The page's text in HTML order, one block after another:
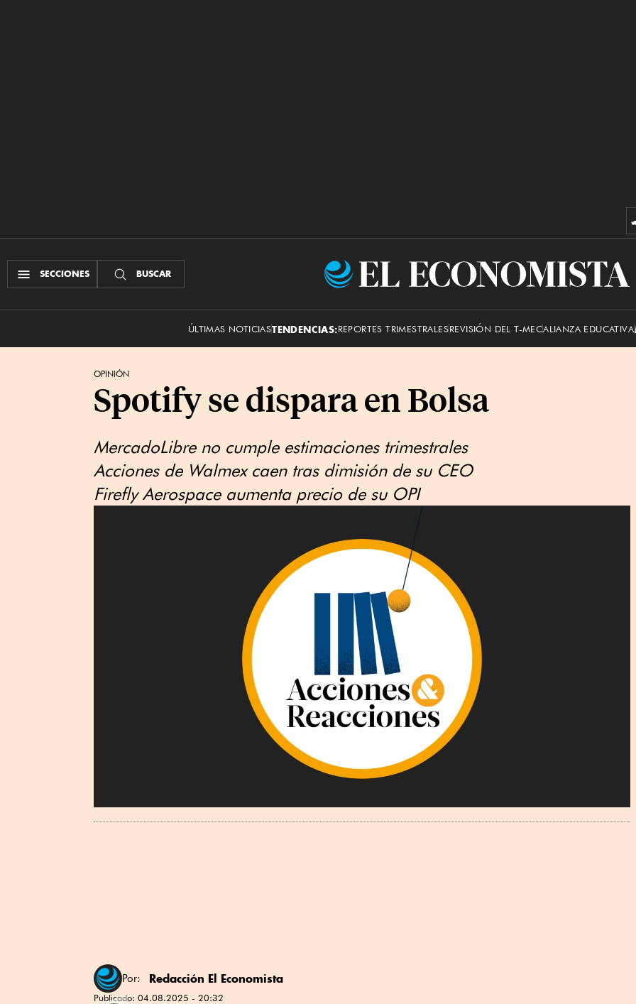
SECCIONES BUSCAR
El
ÚLTIMAS NOTICIASTENDENCIAS:REPORTES TRIMESTRALESREVISIÓN DEL T-MECALIANZA EDUCATIVA
OPINIÓN
Spotify se dispara en Bolsa
MercadoLibre no cumple estimaciones trimestrales
Acciones de Walmex caen tras dimisión de su CEO
Firefly Aerospace aumenta precio de su OPI
Por: Redacción El Economista
Publicado: 04.08.2025 - 20:32